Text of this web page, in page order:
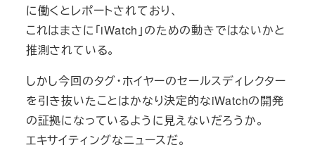
に働くとレポートされており、
これはまさに「iWatch」のための動きではないかと
推測されている。
しかし今回のタグ・ホイヤーのセールスディレクター
を引き抜いたことはかなり決定的なiWatchの開発
の証拠になっているように見えないだろうか。
エキサイティングなニュースだ。